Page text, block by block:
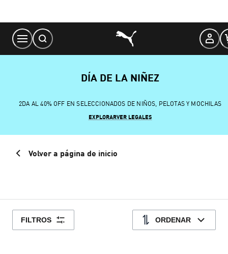
Content
DÍA DE LA NIÑEZ
2DA AL 40% OFF EN SELECCIONADOS DE NIÑOS, PELOTAS Y MOCHILAS
EXPLORARVER LEGALES
Volver a página de inicio
FILTROS ORDENAR